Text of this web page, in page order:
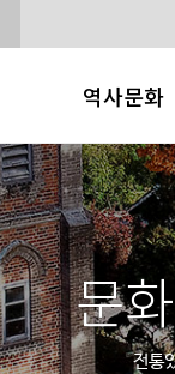
역사문화
횡성의 역사
횡성의 문화재
횡성의 인물
횡성의 지명
문
전통